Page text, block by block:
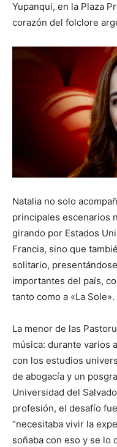
Yupanqui, en la Plaza
corazón del folclore
Natalia no solo
principales escenarios
girando por Estados
Francia, sino que
solitario,
importantes del país,
tanto como a «La Sole».
La menor de las
música: durante varios
con los estudios
de abogacía y un
Universidad del
profesión, el desafío
“necesitaba vivir la
soñaba con eso y se lo